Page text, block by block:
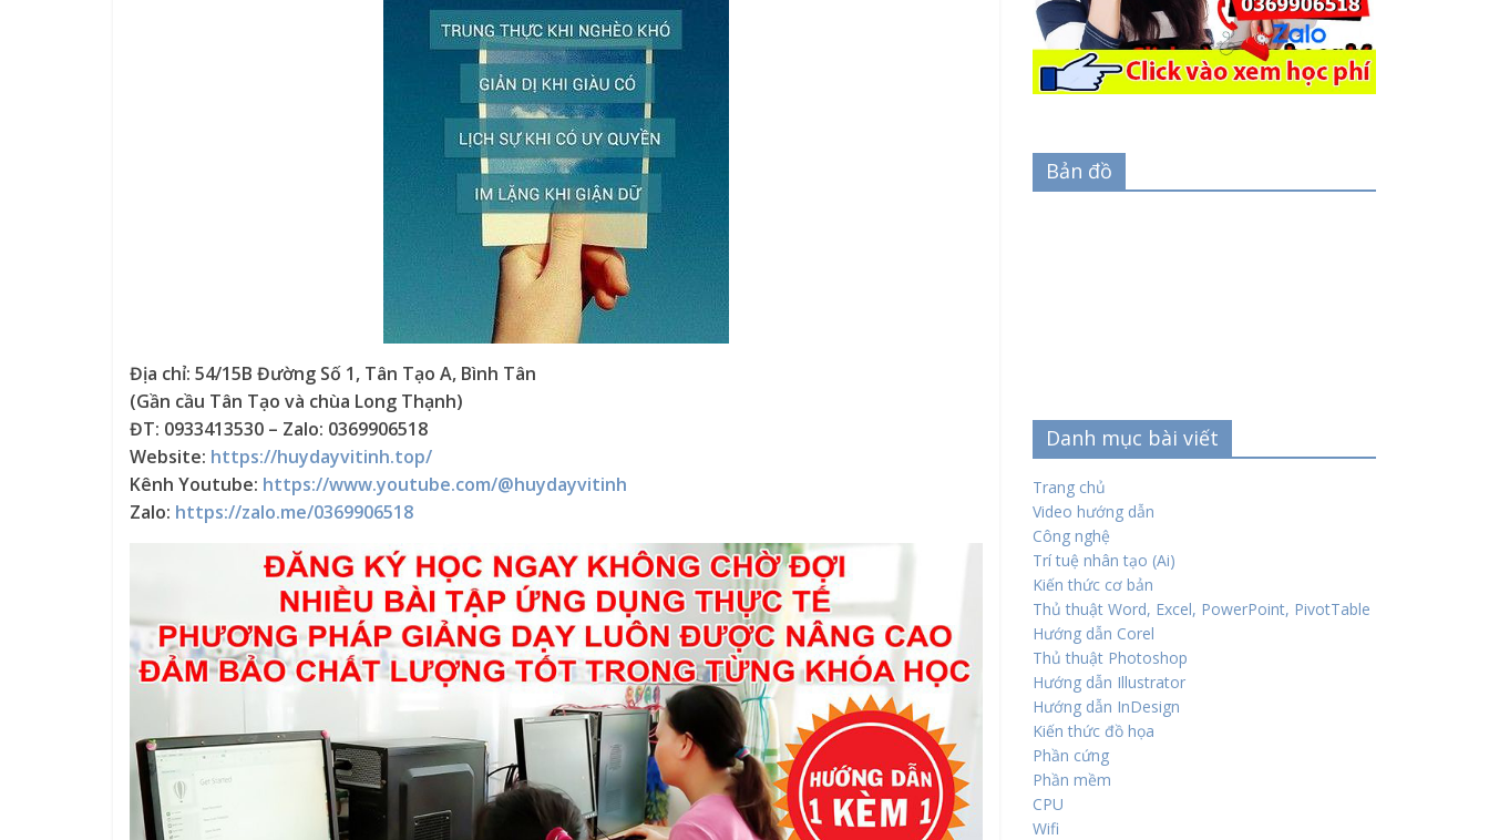
Địa chỉ: 54/15B Đường Số 1, Tân Tạo A, Bình Tân
(Gần cầu Tân Tạo và chùa Long Thạnh)
ĐT: 0933413530 – Zalo: 0369906518
Website: https://huydayvitinh.top/
Kênh Youtube: https://www.youtube.com/@huydayvitinh
Zalo: https://zalo.me/0369906518
Bản đồ
Danh mục bài viết
Trang chủ
Video hướng dẫn
Công nghệ
Trí tuệ nhân tạo (Ai)
Kiến thức cơ bản
Thủ thuật Word, Excel, PowerPoint, PivotTable
Hướng dẫn Corel
Thủ thuật Photoshop
Hướng dẫn Illustrator
Hướng dẫn InDesign
Kiến thức đồ họa
Phần cứng
Phần mềm
CPU
Wifi